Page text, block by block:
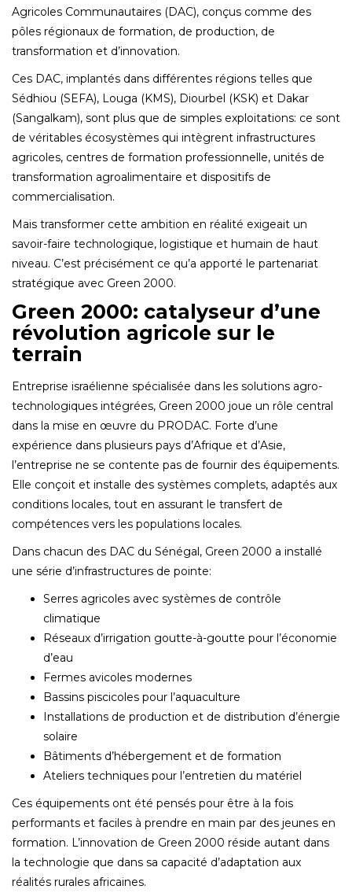
Agricoles Communautaires (DAC)‚ conçus comme des
pôles régionaux de formation‚ de production‚ de
transformation et d’innovation.
Ces DAC‚ implantés dans différentes régions telles que
Sédhiou (SEFA)‚ Louga (KMS)‚ Diourbel (KSK) et Dakar
(Sangalkam)‚ sont plus que de simples exploitations: ce sont
de véritables écosystèmes qui intègrent infrastructures
agricoles‚ centres de formation professionnelle‚ unités de
transformation agroalimentaire et dispositifs de
commercialisation.
Mais transformer cette ambition en réalité exigeait un
savoir-faire technologique‚ logistique et humain de haut
niveau. C’est précisément ce qu’a apporté le partenariat
stratégique avec Green 2000.
Green 2000: catalyseur d’une
révolution agricole sur le
terrain
Entreprise israélienne spécialisée dans les solutions agro-
technologiques intégrées‚ Green 2000 joue un rôle central
dans la mise en œuvre du PRODAC. Forte d’une
expérience dans plusieurs pays d’Afrique et d’Asie‚
l’entreprise ne se contente pas de fournir des équipements.
Elle conçoit et installe des systèmes complets‚ adaptés aux
conditions locales‚ tout en assurant le transfert de
compétences vers les populations locales.
Dans chacun des DAC du Sénégal‚ Green 2000 a installé
une série d’infrastructures de pointe:
Serres agricoles avec systèmes de contrôle
climatique
Réseaux d’irrigation goutte-à-goutte pour l’économie
d’eau
Fermes avicoles modernes
Bassins piscicoles pour l’aquaculture
Installations de production et de distribution d’énergie
solaire
Bâtiments d’hébergement et de formation
Ateliers techniques pour l’entretien du matériel
Ces équipements ont été pensés pour être à la fois
performants et faciles à prendre en main par des jeunes en
formation. L’innovation de Green 2000 réside autant dans
la technologie que dans sa capacité d’adaptation aux
réalités rurales africaines.